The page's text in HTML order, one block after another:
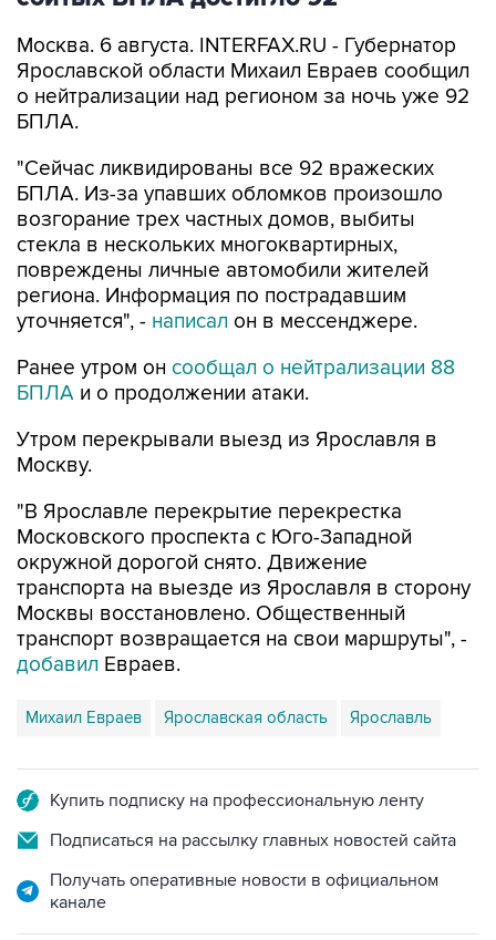
Москва. 6 августа. INTERFAX.RU - Губернатор
Ярославской области Михаил Евраев сообщил
о нейтрализации над регионом за ночь уже 92
БПЛА.
"Сейчас ликвидированы все 92 вражеских
БПЛА. Из-за упавших обломков произошло
возгорание трех частных домов, выбиты
стекла в нескольких многоквартирных,
повреждены личные автомобили жителей
региона. Информация по пострадавшим
уточняется", - написал он в мессенджере.
Ранее утром он сообщал о нейтрализации 88
БПЛА и о продолжении атаки.
Утром перекрывали выезд из Ярославля в
Москву.
"В Ярославле перекрытие перекрестка
Московского проспекта с Юго-Западной
окружной дорогой снято. Движение
транспорта на выезде из Ярославля в сторону
Москвы восстановлено. Общественный
транспорт возвращается на свои маршруты", -
добавил Евраев.
Михаил Евраев Ярославская область Ярославль
Купить подписку на профессиональную ленту
Подписаться на рассылку главных новостей сайта
Получать оперативные новости в официальном
канале